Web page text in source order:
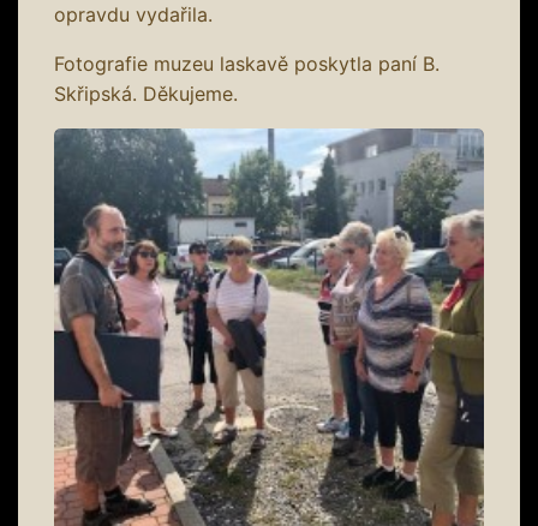
opravdu vydařila.
Fotografie muzeu laskavě poskytla paní B.
Skřipská. Děkujeme.